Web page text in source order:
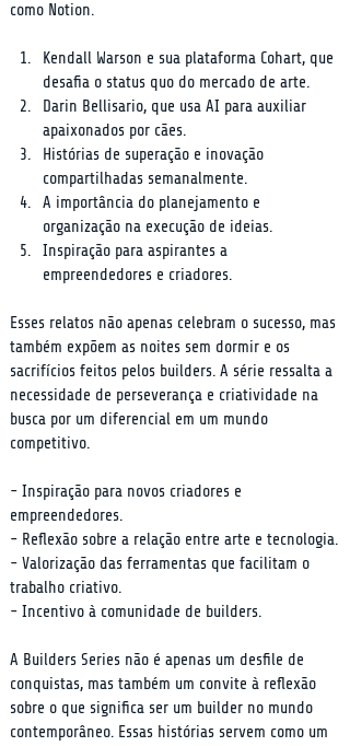
como Notion.
Kendall Warson e sua plataforma Cohart, que
desafia o status quo do mercado de arte.
Darin Bellisario, que usa AI para auxiliar
apaixonados por cães.
Histórias de superação e inovação
compartilhadas semanalmente.
A importância do planejamento e
organização na execução de ideias.
Inspiração para aspirantes a
empreendedores e criadores.
Esses relatos não apenas celebram o sucesso, mas
também expõem as noites sem dormir e os
sacrifícios feitos pelos builders. A série ressalta a
necessidade de perseverança e criatividade na
busca por um diferencial em um mundo
competitivo.
- Inspiração para novos criadores e
empreendedores.
- Reflexão sobre a relação entre arte e tecnologia.
- Valorização das ferramentas que facilitam o
trabalho criativo.
- Incentivo à comunidade de builders.
A Builders Series não é apenas um desfile de
conquistas, mas também um convite à reflexão
sobre o que significa ser um builder no mundo
contemporâneo. Essas histórias servem como um